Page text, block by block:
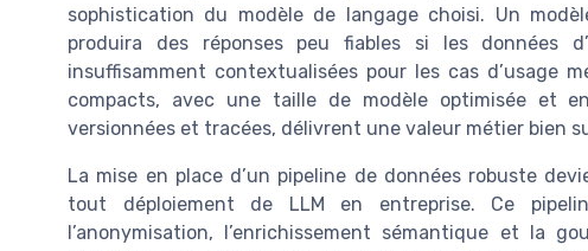
sophistication du modèle de langage choisi. Un
produira des réponses peu fiables si les données
insuffisamment contextualisées pour les cas d’usage
compacts, avec une taille de modèle optimisée et
versionnées et tracées, délivrent une valeur métier bien
La mise en place d’un pipeline de données robuste
tout déploiement de LLM en entreprise. Ce
l’anonymisation, l’enrichissement sémantique et la